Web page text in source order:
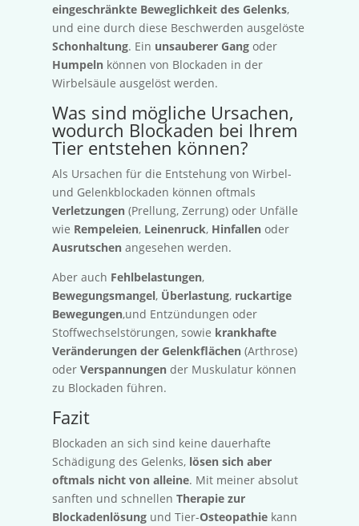
eingeschränkte Beweglichkeit des Gelenks,
und eine durch diese Beschwerden ausgelöste
Schonhaltung. Ein unsauberer Gangoder
Humpelnkönnen von Blockaden in der
Wirbelsäule ausgelöst werden.
Was sind mögliche Ursachen,
wodurch Blockaden bei Ihrem
Tier entstehen können?
Als Ursachen für die Entstehung von Wirbel-
und Gelenkblockaden können oftmals
Verletzungen(Prellung, Zerrung) oder Unfälle
wie Rempeleien, Leinenruck, Hinfallenoder
Ausrutschenangesehen werden.
Aber auch Fehlbelastungen,
Bewegungsmangel, Überlastung, ruckartige
Bewegungen,und Entzündungen oder
Stoffwechselstörungen, sowie krankhafte
Veränderungen der Gelenkflächen(Arthrose)
oder Verspannungender Muskulatur können
zu Blockaden führen.
Fazit
Blockaden an sich sind keine dauerhafte
Schädigung des Gelenks, lösen sich aber
oftmals nicht von alleine. Mit meiner absolut
sanften und schnellen Therapie zur
Blockadenlösungund Tier-Osteopathiekann